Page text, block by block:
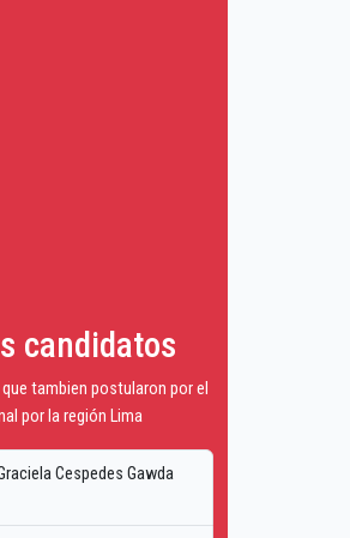
candidatos
tambien postularon por el
por la región Lima
Cespedes Gawda